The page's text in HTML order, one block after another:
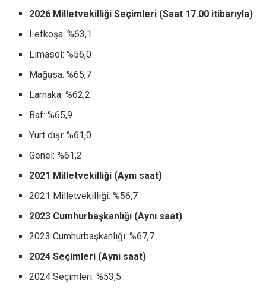
2026 Milletvekilliği Seçimleri (Saat 17.00 itibarıyla)
Lefkoşa: %63,1
Limasol: %56,0
Mağusa: %65,7
Larnaka: %62,2
Baf: %65,9
Yurt dışı: %61,0
Genel: %61,2
2021 Milletvekilliği (Aynı saat)
2021 Milletvekilliği: %56,7
2023 Cumhurbaşkanlığı (Aynı saat)
2023 Cumhurbaşkanlığı: %67,7
2024 Seçimleri (Aynı saat)
2024 Seçimleri: %53,5